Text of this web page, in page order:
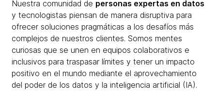
Nuestra comunidad de personas expertas en datos
y tecnologistas piensan de manera disruptiva para
ofrecer soluciones pragmáticas a los desafíos más
complejos de nuestros clientes. Somos mentes
curiosas que se unen en equipos colaborativos e
inclusivos para traspasar límites y tener un impacto
positivo en el mundo mediante el aprovechamiento
del poder de los datos y la inteligencia artificial (IA).